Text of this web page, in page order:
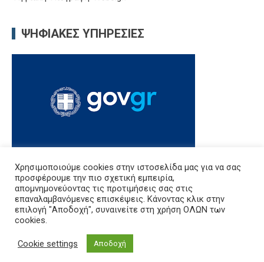
ΨΗΦΙΑΚΈΣ ΥΠΗΡΕΣΊΕΣ
Δ.Δ.Ε. Καβάλας, Εθνικής Αντίστασης 20, Διοικητήριο, 5ος όροφος,
Καβάλα 65110
εμπιστευτική αλληλογραφία: empdkav@sch.gr
Χρησιμοποιούμε cookies στην ιστοσελίδα μας για να σας
προσφέρουμε την πιο σχετική εμπειρία,
απομνημονεύοντας τις προτιμήσεις σας στις
επαναλαμβανόμενες επισκέψεις. Κάνοντας κλικ στην
επιλογή "Αποδοχή", συναινείτε στη χρήση ΟΛΩΝ των
cookies.
Cookie settings Αποδοχή